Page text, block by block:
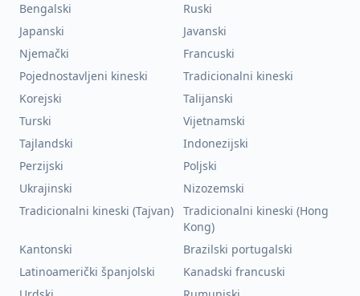
Bengalski
Ruski
Japanski
Javanski
Njemački
Francuski
Pojednostavljeni kineski
Tradicionalni kineski
Korejski
Talijanski
Turski
Vijetnamski
Tajlandski
Indonezijski
Perzijski
Poljski
Ukrajinski
Nizozemski
Tradicionalni kineski (Tajvan)
Tradicionalni kineski (Hong
Kong)
Kantonski
Brazilski portugalski
Latinoamerički španjolski
Kanadski francuski